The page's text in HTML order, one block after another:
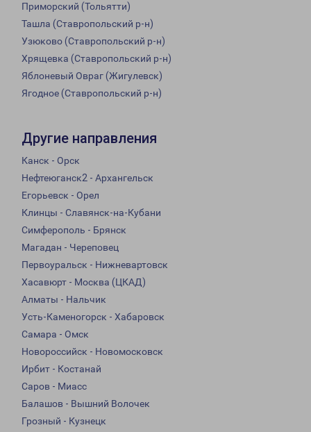
Приморский (Тольятти)
Ташла (Ставропольский р-н)
Узюково (Ставропольский р-н)
Хрящевка (Ставропольский р-н)
Яблоневый Овраг (Жигулевск)
Ягодное (Ставропольский р-н)
Другие направления
Канск - Орск
Нефтеюганск2 - Архангельск
Егорьевск - Орел
Клинцы - Славянск-на-Кубани
Симферополь - Брянск
Магадан - Череповец
Первоуральск - Нижневартовск
Хасавюрт - Москва (ЦКАД)
Алматы - Нальчик
Усть-Каменогорск - Хабаровск
Самара - Омск
Новороссийск - Новомосковск
Ирбит - Костанай
Саров - Миасс
Балашов - Вышний Волочек
Грозный - Кузнецк